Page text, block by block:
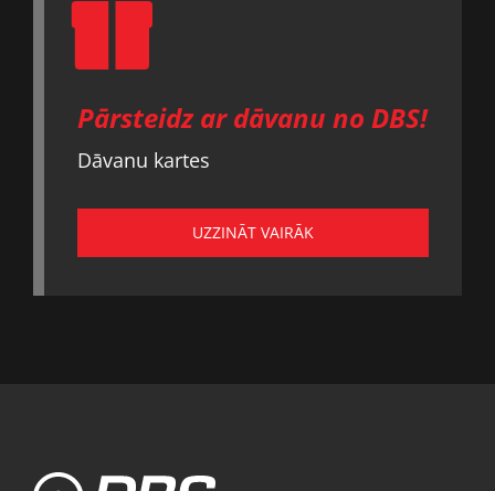
Pārsteidz ar dāvanu no DBS!
Dāvanu kartes
UZZINĀT VAIRĀK